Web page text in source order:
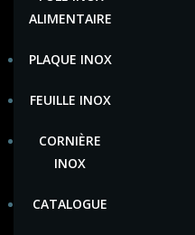
ALIMENTAIRE
PLAQUE INOX
FEUILLE INOX
CORNIÈRE
INOX
CATALOGUE